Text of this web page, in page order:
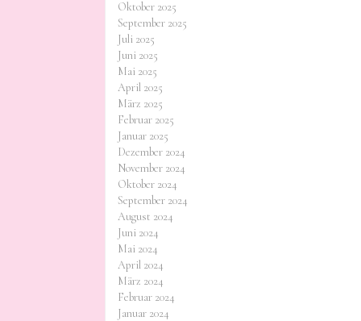
Oktober 2025
September 2025
Juli 2025
Juni 2025
Mai 2025
April 2025
März 2025
Februar 2025
Januar 2025
Dezember 2024
November 2024
Oktober 2024
September 2024
August 2024
Juni 2024
Mai 2024
April 2024
März 2024
Februar 2024
Januar 2024